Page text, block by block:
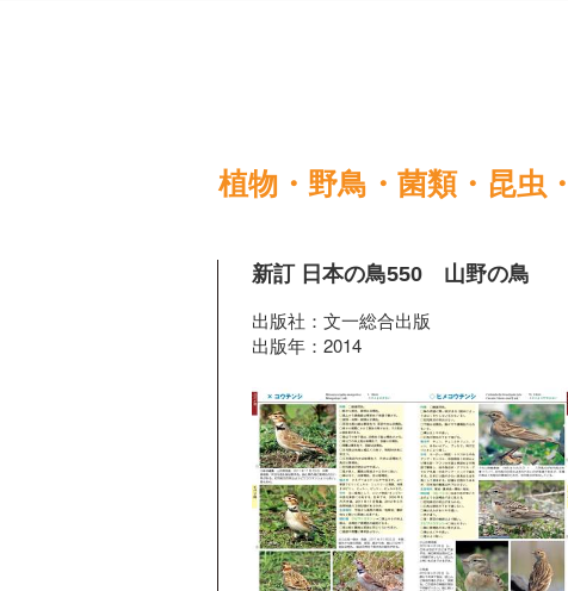
植物・野鳥・菌類・昆虫
新訂 日本の鳥550 山野の鳥
出版社：文一総合出版
出版年：2014